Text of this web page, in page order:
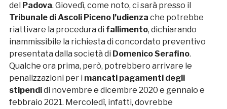
del Padova. Giovedì, come noto, ci sarà presso il
Tribunale di Ascoli Piceno l’udienza che potrebbe
riattivare la procedura di fallimento, dichiarando
inammissibile la richiesta di concordato preventivo
presentata dalla società di Domenico Serafino.
Qualche ora prima, però, potrebbero arrivare le
penalizzazioni per i mancati pagamenti degli
stipendidi novembre e dicembre 2020 e gennaio e
febbraio 2021. Mercoledì, infatti, dovrebbe